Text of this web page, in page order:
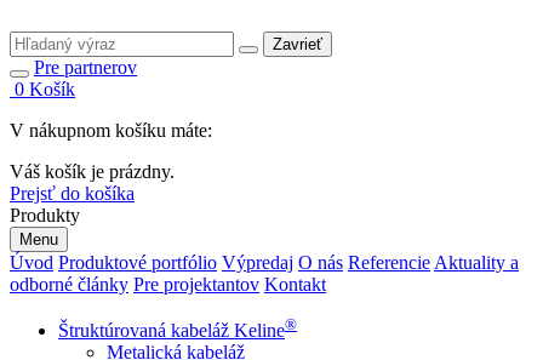
Zavrieť
Pre partnerov
0 Košík
V nákupnom košíku máte:
Váš košík je prázdny.
Prejsť do košíka
Produkty
Menu
Úvod Produktové portfólio Výpredaj O nás Referencie Aktuality a
odborné články Pre projektantov Kontakt
Štruktúrovaná kabeláž Keline®
Metalická kabeláž